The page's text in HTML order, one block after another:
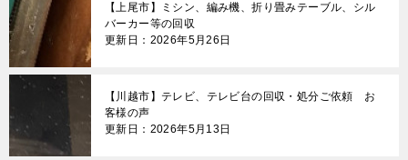
【上尾市】ミシン、編み機、折り畳みテーブル、シル
バーカー等の回収
更新日：2026年5月26日
【川越市】テレビ、テレビ台の回収・処分ご依頼 お
客様の声
更新日：2026年5月13日